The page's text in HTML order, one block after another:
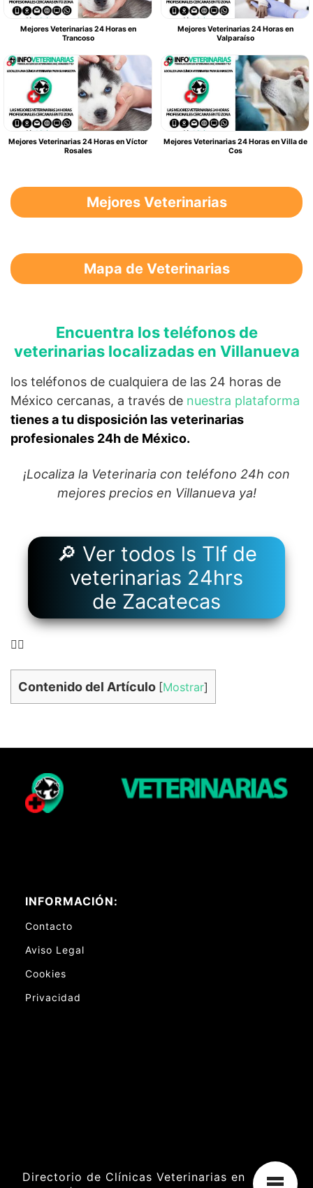
Mejores Veterinarias 24 Horas en
Trancoso
Mejores Veterinarias 24 Horas en
Valparaíso
Mejores Veterinarias 24 Horas en Víctor
Rosales
Mejores Veterinarias 24 Horas en Villa de
Cos
Mejores Veterinarias
Mapa de Veterinarias
Encuentra los teléfonos de
veterinarias localizadas en Villanueva
los teléfonos de cualquiera de las 24 horas de
México cercanas, a través de nuestra plataforma
tienes a tu disposición las veterinarias
profesionales 24h de México.
¡Localiza la Veterinaria con teléfono 24h con
mejores precios en Villanueva ya!
🔎 Ver todos ls Tlf de
veterinarias 24hrs
de Zacatecas
👉🏻
Contenido del Artículo [Mostrar]
INFORMACIÓN:
Contacto
Aviso Legal
Cookies
Privacidad
Directorio de Clínicas Veterinarias en